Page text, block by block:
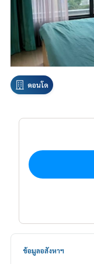
คอนโด
ข้อมูลอสังหาฯ